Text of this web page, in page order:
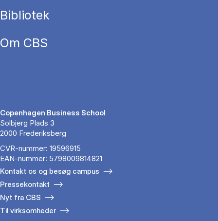
Bibliotek
Om CBS
Copenhagen Business School
Solbjerg Plads 3
2000 Frederiksberg
CVR-nummer: 19596915
EAN-nummer: 5798009814821
Kontakt os og besøg campus
Pressekontakt
Nyt fra CBS
Til virksomheder